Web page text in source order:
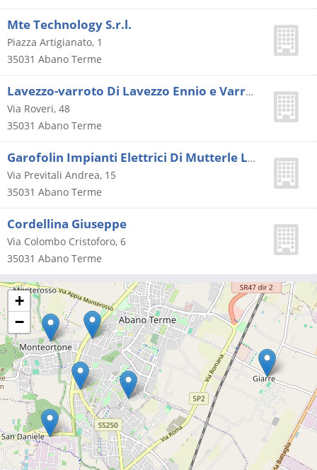
Mte Technology S.r.l.
Piazza Artigianato, 1
35031 Abano Terme
Lavezzo-varroto Di Lavezzo Ennio e Varroto Mauro S.n.c.
Via Roveri, 48
35031 Abano Terme
Garofolin Impianti Elettrici Di Mutterle Lucio e C. (s.a.s.)
Via Previtali Andrea, 15
35031 Abano Terme
Cordellina Giuseppe
Via Colombo Cristoforo, 6
35031 Abano Terme
+
−